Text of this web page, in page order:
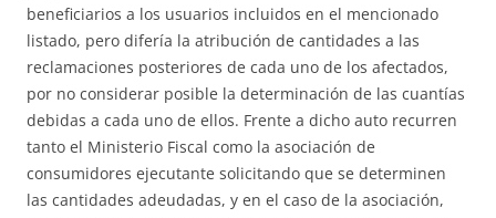
beneficiarios a los usuarios incluidos en el mencionado
listado, pero difería la atribución de cantidades a las
reclamaciones posteriores de cada uno de los afectados,
por no considerar posible la determinación de las cuantías
debidas a cada uno de ellos. Frente a dicho auto recurren
tanto el Ministerio Fiscal como la asociación de
consumidores ejecutante solicitando que se determinen
las cantidades adeudadas, y en el caso de la asociación,